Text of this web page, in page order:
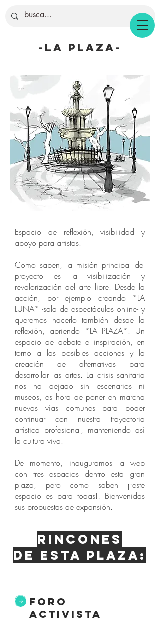
-la plaza-
Rincones
de esta plaza:
Espacio de reflexión, visibilidad y
apoyo para artistas.
Como saben, la misión principal del
proyecto es la visibilización y
revalorización del arte libre. Desde la
acción, por ejemplo creando *LA
LUNA* -sala de espectáculos online- y
queremos hacerlo también desde la
reflexión, abriendo *LA PLAZA*. Un
espacio de debate e inspiración, en
torno a las posibles acciones y la
creación de alternativas para
desarrollar las artes. La crisis sanitaria
nos ha dejado sin escenarios ni
museos, es hora de poner en marcha
nuevas vías comunes para poder
continuar con nuestra trayectoria
artística profesional, manteniendo así
la cultura viva.
De momento, inauguramos la web
con tres espacios dentro esta gran
plaza, pero como saben ¡¡este
espacio es para todas!! Bienvenidas
sus propuestas de expansión.
foro
activista